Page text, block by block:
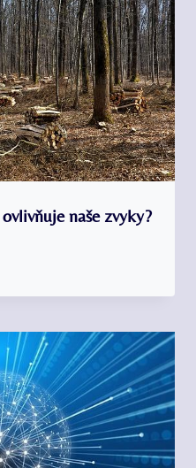
naše zvyky?